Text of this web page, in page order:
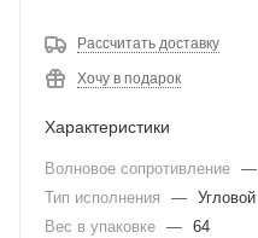
Рассчитать доставку
Хочу в подарок
Характеристики
Волновое сопротивление —
Тип исполнения
— Угловой
Вес в упаковке — 64